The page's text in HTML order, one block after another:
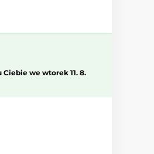
Ciebie we wtorek 11. 8.